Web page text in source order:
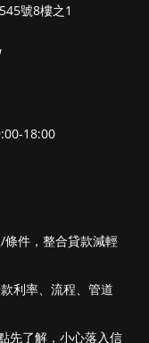
號8樓之1
18:00
件，整合貸款減輕
利率、流程、管道
先了解，小心落入信